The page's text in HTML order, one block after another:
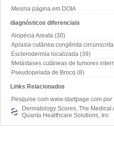
Mesma página em DOIA
diagnósticos diferenciais
Alopécia Areata (30)
Aplasia cutânea congênita
Esclerodermia localizada (39)
Metástases cutâneas de tumores
Pseudopelada de Brocq (8)
Links Relacionados
Pesquise com www.startpage.com
Dermatology Scores, The
Quanta Healthcare Solutions, Inc